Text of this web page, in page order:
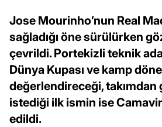
Jose Mourinho’nun Real
sağladığı öne sürülürken
çevrildi. Portekizli teknik
Dünya Kupası ve kamp
değerlendireceği,
istediği ilk ismin ise
edildi.